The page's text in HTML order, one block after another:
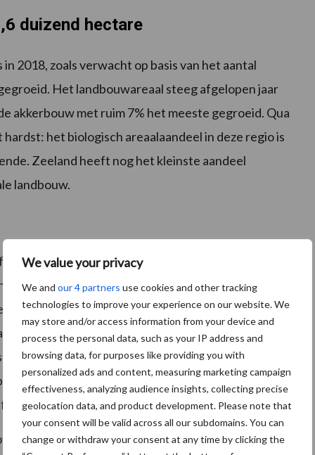
We value your privacy
We and our 4 partners use cookies and other tracking
technologies to improve your experience on our website. We
may store and/or access information from your device and
process the personal data, such as your IP address and
browsing data, for purposes like providing you with
personalized ads and content, measuring marketing campaign
effectiveness, analyzing audience insights, collecting precise
geolocation data, and product development. Please note that
your consent will be valid across all our subdomains. You can
change or withdraw your consent at any time by clicking the
duizend hectare
2018, zoals verwacht op basis van het aantal
Het landbouwareaal steeg afgelopen jaar
akkerbouw met ruim 7% het meeste gegroeid. Qua
het biologisch areaalaandeel in deze regio is
Zeeland heeft nog het kleinste aandeel
landbouw.
blijft biologisch Nederland flink achter
inmiddels 12% van het totale areaal biologisch.
areaalgroei van 20%, waardoor ook zij uitkomen op
Denemarken en Oostenrijk kennen al een bio-
verschillen met Nederland, is dat een aantal andere
kennen. Zo streeft Frankrijk naar 15%
naar 20% in 2030.
bij Bionext: